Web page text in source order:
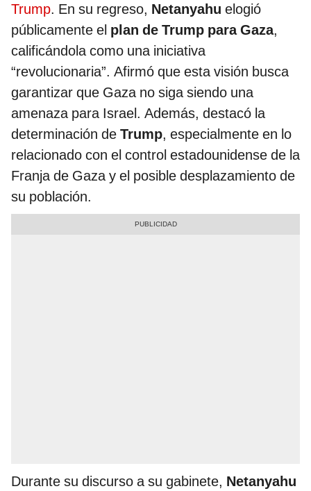
Trump. En su regreso, Netanyahu elogió
públicamente el plan de Trump para Gaza,
calificándola como una iniciativa
“revolucionaria”. Afirmó que esta visión busca
garantizar que Gaza no siga siendo una
amenaza para Israel. Además, destacó la
determinación de Trump, especialmente en lo
relacionado con el control estadounidense de la
Franja de Gaza y el posible desplazamiento de
su población.
Durante su discurso a su gabinete, Netanyahu